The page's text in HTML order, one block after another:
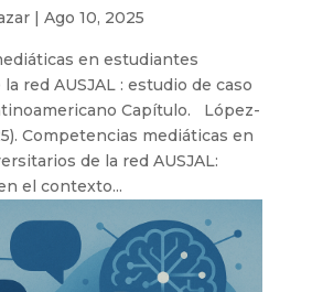
| Ago 10, 2025
en estudiantes
red AUSJAL : estudio de caso
Capítulo. López-
Competencias mediáticas en
de la red AUSJAL:
el contexto...